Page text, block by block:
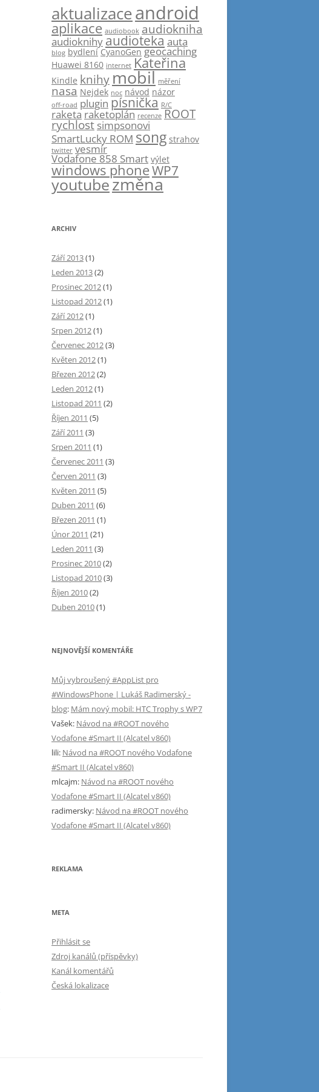
aktualizaceandroid
aplikace audiobook audiokniha
audioknihy audioteka auta
blog bydlení CyanoGen geocaching
Huawei 8160 internet Kateřina
Kindle knihy mobil měření
nasa Nejdek noc návod názor
off-road plugin písnička R/C
raketa raketoplán recenze ROOT
rychlost simpsonovi
SmartLucky ROM song strahov
twitter vesmír
Vodafone 858 Smart výlet
windows phoneWP7
youtubezměna
ARCHIV
Září 2013(1)
Leden 2013(2)
Prosinec 2012(1)
Listopad 2012(1)
Září 2012(1)
Srpen 2012(1)
Červenec 2012(3)
Květen 2012(1)
Březen 2012(2)
Leden 2012(1)
Listopad 2011 (2)
Říjen 2011 (5)
Září 2011 (3)
Srpen 2011 (1)
Červenec 2011 (3)
Červen 2011 (3)
Květen 2011 (5)
Duben 2011 (6)
Březen 2011 (1)
Únor 2011 (21)
Leden 2011 (3)
Prosinec 2010(2)
Listopad 2010(3)
Říjen 2010(2)
Duben 2010(1)
NEJNOVĚJŠÍ KOMENTÁŘE
Můj vybroušený #AppList pro
#WindowsPhone | Lukáš Radimerský -
blog: Mám nový mobil: HTC Trophy s WP7
Vašek: Návod na #ROOT nového
Vodafone #Smart II (Alcatel v860)
lili: Návod na #ROOT nového Vodafone
#Smart II (Alcatel v860)
mlcajm: Návod na #ROOT nového
Vodafone #Smart II (Alcatel v860)
radimersky: Návod na #ROOT nového
Vodafone #Smart II (Alcatel v860)
REKLAMA
META
Přihlásit se
Zdroj kanálů (příspěvky)
Kanál komentářů
Česká lokalizace